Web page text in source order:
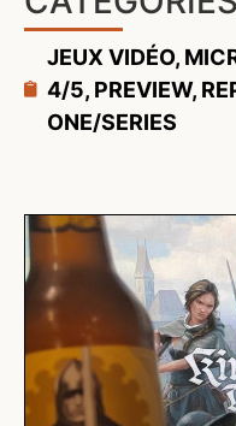
JEUX VIDÉO,
4/5, PREVIEW,
ONE/SERIES